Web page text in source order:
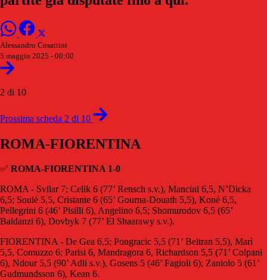
Alessandro Cosattini
5 maggio 2025 - 00:00
2 di 10
Prossima scheda 2 di 10
ROMA-FIORENTINA
✅ ROMA-FIORENTINA 1-0
ROMA - Svilar 7; Celik 6 (77’ Rensch s.v.), Mancini 6,5, N’Dicka
6,5; Soulé 5,5, Cristante 6 (65’ Gourna-Douath 5,5), Koné 6,5,
Pellegrini 6 (46’ Pisilli 6), Angelino 6,5; Shomurodov 6,5 (65’
Baldanzi 6), Dovbyk 7 (77’ El Shaarawy s.v.).
FIORENTINA - De Gea 6,5; Pongracic 5,5 (71’ Beltran 5,5), Marì
5,5, Comuzzo 6; Parisi 6, Mandragora 6, Richardson 5,5 (71’ Colpani
6), Ndour 5,5 (90’ Adli s.v.), Gosens 5 (46’ Fagioli 6); Zaniolo 5 (61’
Gudmundsson 6), Kean 6.